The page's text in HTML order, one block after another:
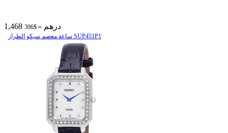
1,468 درهم ≈ $396
ساعة معصم سیکو الطراز SUP451P1